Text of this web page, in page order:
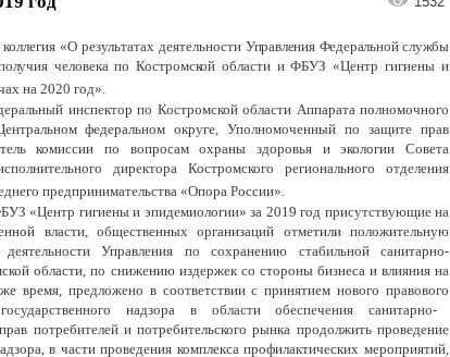
«О результатах деятельности Управления Федеральной службы
человека по Костромской области иФБУЗ «Центр гигиены и
на 2020 год».
инспектор по Костромской области Аппарата полномочного
федеральном округе, Уполномоченный по защите прав
комиссии по вопросам охраны здоровья и экологии Совета
директора Костромского регионального отделения
предпринимательства «Опора России».
«Центр гигиены и эпидемиологии» за 2019 год присутствующие на
власти, общественных организаций отметили положительную
Управления по сохранению стабильной санитарно-
области, по снижению издержек со стороны бизнеса и влияния на
время, предложено в соответствии спринятиемнового правового
надзора
в области обеспечения санитарно-
потребителей ипотребительского рынка продолжить проведение
в части проведения комплекса профилактических мероприятий,